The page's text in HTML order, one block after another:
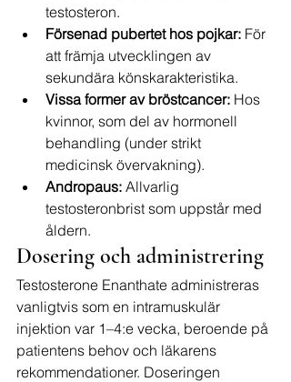
testosteron.
Försenad pubertet hos pojkar: För
att främja utvecklingen av
sekundära könskarakteristika.
Vissa former av bröstcancer: Hos
kvinnor, som del av hormonell
behandling (under strikt
medicinsk övervakning).
Andropaus: Allvarlig
testosteronbrist som uppstår med
åldern.
Dosering och administrering
Testosterone Enanthate administreras
vanligtvis som en intramuskulär
injektion var 1–4:e vecka, beroende på
patientens behov och läkarens
rekommendationer. Doseringen